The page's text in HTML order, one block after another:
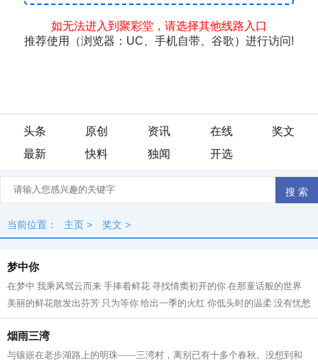
头条 原创 资讯 在线
奖文
最新
快料 独闻 开选
当前位置： 主页 > 奖文 >
梦中你
在梦中 我乘风驾云而来 手捧着鲜花 寻找情窦初开的你 在那童话般的世界
美丽的鲜花散发出芬芳 只为等你 给出一季的火红 你低头时的温柔 没有忧愁
我在一片柔情和泪水中 回想起我...
烟雨三湾
与镶嵌在老步湖路上的明珠——三湾村，离别已有十多个春秋。没想到和